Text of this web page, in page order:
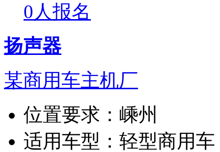
0人报名
扬声器
某商用车主机厂
位置要求： 嵊州
适用车型： 轻型商用车